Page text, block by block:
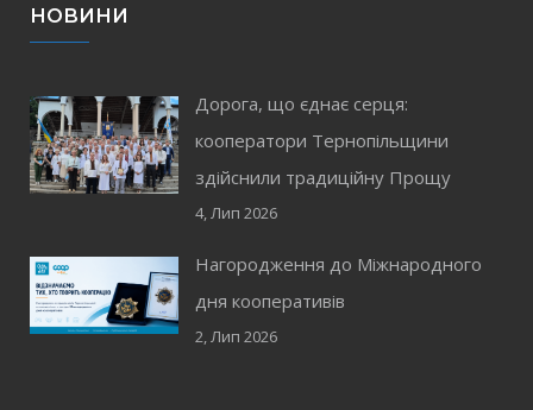
НОВИНИ
Дорога, що єднає серця:
кооператори Тернопільщини
здійснили традиційну Прощу
4, Лип 2026
Нагородження до Міжнародного
дня кооперативів
2, Лип 2026